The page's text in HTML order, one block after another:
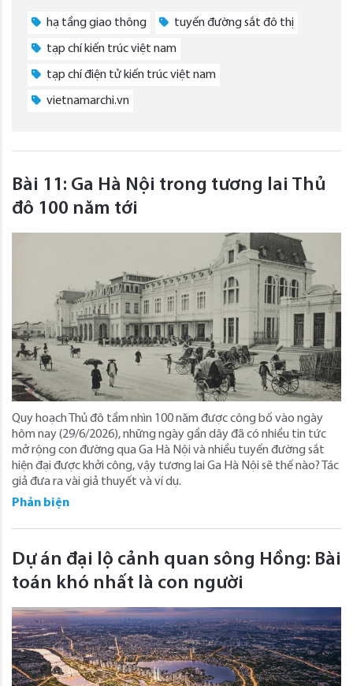
hạ tầng giao thông tuyến đường sắt đô thị
tạp chí kiến trúc việt nam
tạp chí điện tử kiến trúc việt nam
vietnamarchi.vn
Bài 11: Ga Hà Nội trong tương lai Thủ
đô 100 năm tới
Quy hoạch Thủ đô tầm nhìn 100 năm được công bố vào ngày
hôm nay (29/6/2026), những ngày gần dây đã có nhiều tin tức
mở rộng con đường qua Ga Hà Nội và nhiều tuyến đường sắt
hiện đại được khởi công, vậy tương lai Ga Hà Nội sẽ thế nào? Tác
giả đưa ra vài giả thuyết và ví dụ.
Phản biện
Dự án đại lộ cảnh quan sông Hồng: Bài
toán khó nhất là con người